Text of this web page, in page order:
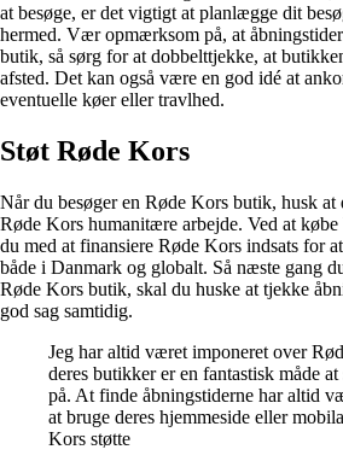
at besøge, er det vigtigt at planlægge dit
hermed. Vær opmærksom på, at
butik, så sørg for at dobbelttjekke, at
afsted. Det kan også være en god idé at
eventuelle køer eller travlhed.
Støt Røde Kors
Når du besøger en Røde Kors butik, husk
Røde Kors humanitære arbejde. Ved at
du med at finansiere Røde Kors indsats for
både i Danmark og globalt. Så næste gang
Røde Kors butik, skal du huske at tjekke
god sag samtidig.
Jeg har altid været imponeret over
deres butikker er en fantastisk måde at
på. At finde åbningstiderne har altid
at bruge deres hjemmeside eller
Kors støtte